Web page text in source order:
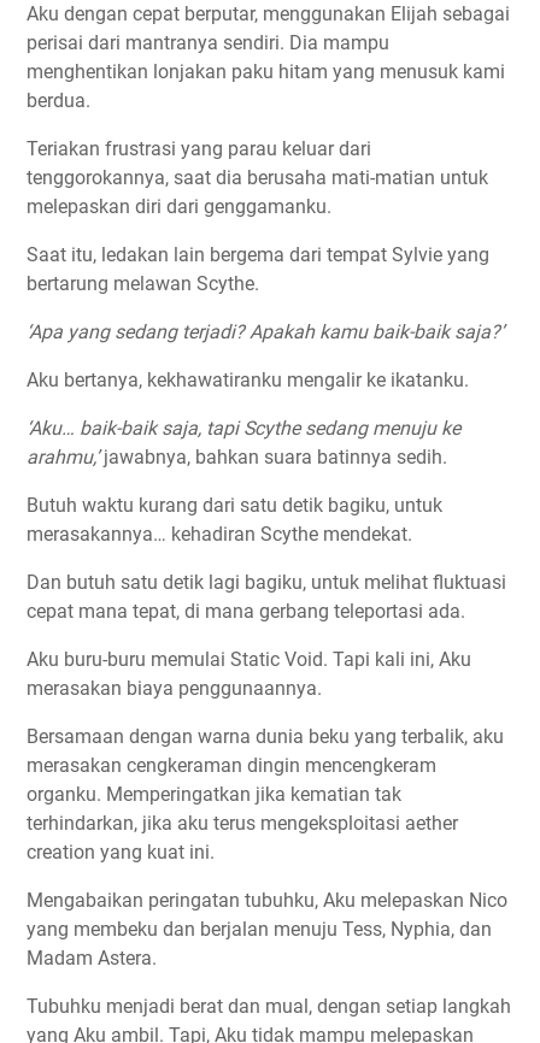
Aku dengan cepat berputar, menggunakan Elijah sebagai
perisai dari mantranya sendiri. Dia mampu
menghentikan lonjakan paku hitam yang menusuk kami
berdua.
Teriakan frustrasi yang parau keluar dari
tenggorokannya, saat dia berusaha mati-matian untuk
melepaskan diri dari genggamanku.
Saat itu, ledakan lain bergema dari tempat Sylvie yang
bertarung melawan Scythe.
‘Apa yang sedang terjadi? Apakah kamu baik-baik saja?’
Aku bertanya, kekhawatiranku mengalir ke ikatanku.
‘Aku… baik-baik saja, tapi Scythe sedang menuju ke
arahmu,’jawabnya, bahkan suara batinnya sedih.
Butuh waktu kurang dari satu detik bagiku, untuk
merasakannya… kehadiran Scythe mendekat.
Dan butuh satu detik lagi bagiku, untuk melihat fluktuasi
cepat mana tepat, di mana gerbang teleportasi ada.
Aku buru-buru memulai Static Void. Tapi kali ini, Aku
merasakan biaya penggunaannya.
Bersamaan dengan warna dunia beku yang terbalik, aku
merasakan cengkeraman dingin mencengkeram
organku. Memperingatkan jika kematian tak
terhindarkan, jika aku terus mengeksploitasi aether
creation yang kuat ini.
Mengabaikan peringatan tubuhku, Aku melepaskan Nico
yang membeku dan berjalan menuju Tess, Nyphia, dan
Madam Astera.
Tubuhku menjadi berat dan mual, dengan setiap langkah
yang Aku ambil. Tapi, Aku tidak mampu melepaskan